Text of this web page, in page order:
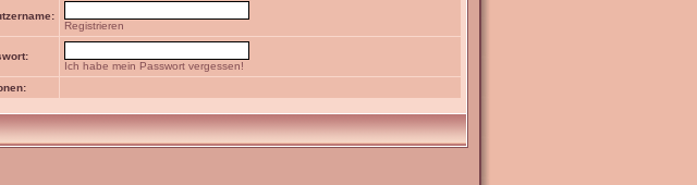
Registrieren
Ich habe mein Passwort vergessen!